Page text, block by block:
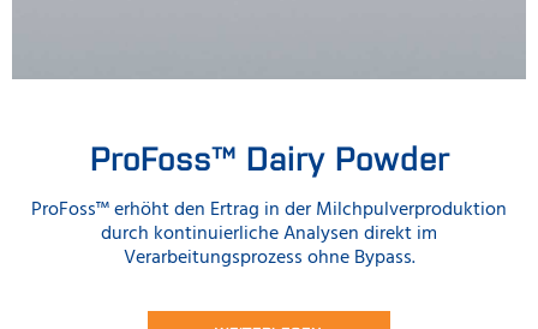
ProFoss™ Dairy Powder
ProFoss™ erhöht den Ertrag in der Milchpulverproduktion
durch kontinuierliche Analysen direkt im
Verarbeitungsprozess ohne Bypass.